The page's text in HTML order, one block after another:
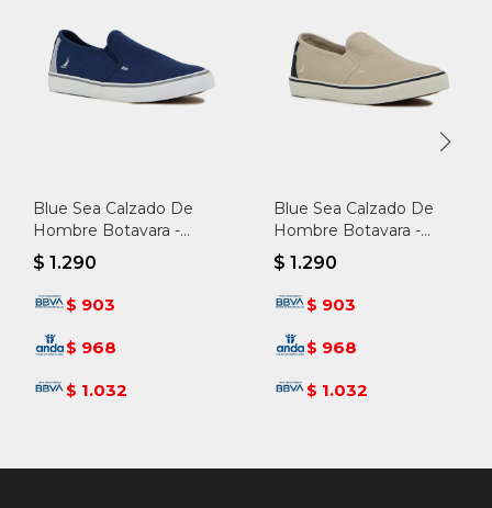
Blue Sea Calzado De
Hombre Botavara -
Marino - Marino
$ 1.290
$ 903
$ 968
$ 1.032
Blue Sea Calzado De
Hombre Botavara -
Beige - Beige
$ 1.290
$ 903
$ 968
$ 1.032